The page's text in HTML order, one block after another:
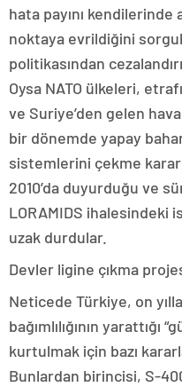
hata payını kendilerinde
noktaya evrildiğini
politikasından
Oysa NATO ülkeleri,
ve Suriye’den gelen
bir dönemde yapay
sistemlerini çekme
2010’da duyurduğu ve
LORAMIDS ihalesindeki
uzak durdular.
Devler ligine çıkma
Neticede Türkiye, on
bağımlılığının yarattığı
kurtulmak için bazı
Bunlardan birincisi, S-